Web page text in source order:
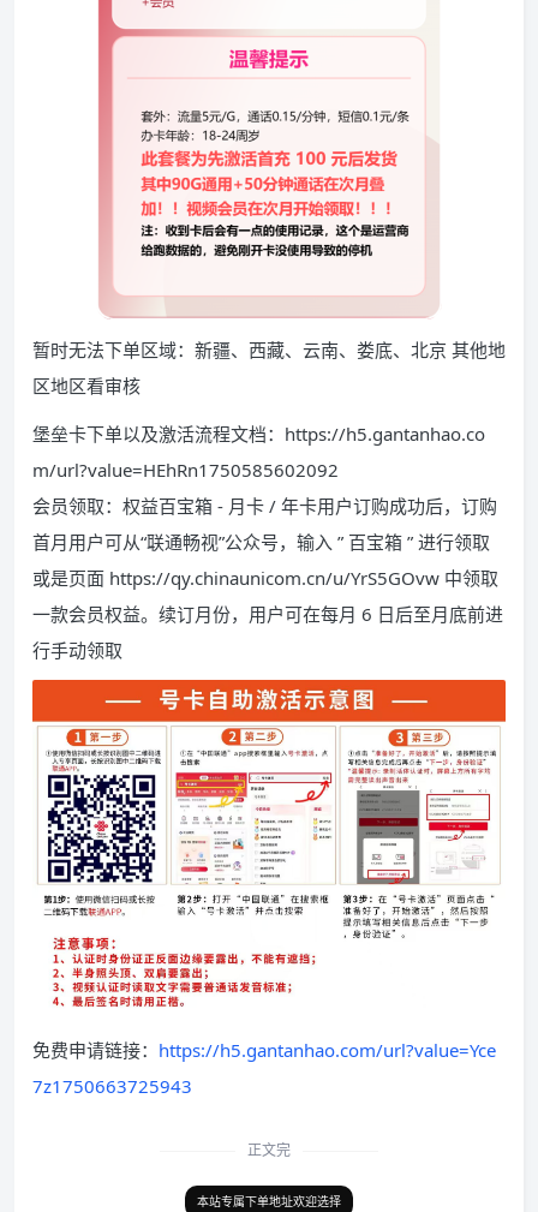
暂时无法下单区域：新疆、西藏、云南、娄底、北京 其他地
区地区看审核
堡垒卡下单以及激活流程文档：https://h5.gantanhao.co
m/url?value=HEhRn1750585602092
会员领取：权益百宝箱 - 月卡 / 年卡用户订购成功后，订购
首月用户可从“联通畅视”公众号，输入 ” 百宝箱 ” 进行领取
或是页面 https://qy.chinaunicom.cn/u/YrS5GOvw 中领取
一款会员权益。续订月份，用户可在每月 6 日后至月底前进
行手动领取
免费申请链接： https://h5.gantanhao.com/url?value=Yce
7z1750663725943
正文完
本站专属下单地址欢迎选择